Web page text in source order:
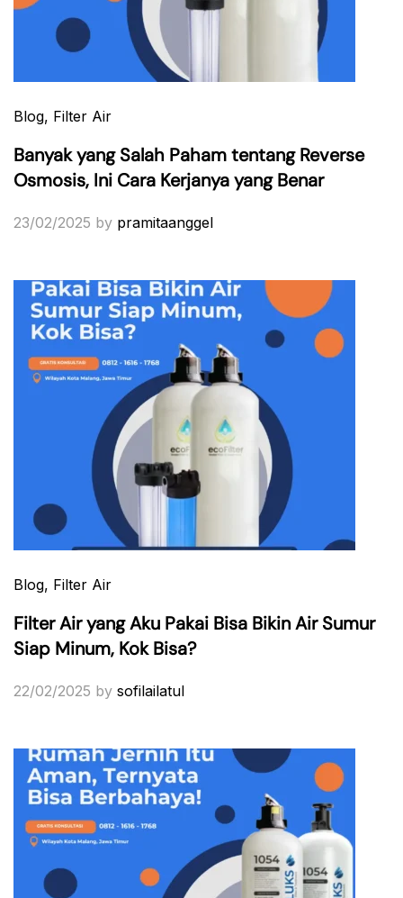
Blog, Filter Air
Banyak yang Salah Paham tentang Reverse
Osmosis, Ini Cara Kerjanya yang Benar
23/02/2025 by pramitaanggel
Blog, Filter Air
Filter Air yang Aku Pakai Bisa Bikin Air Sumur
Siap Minum, Kok Bisa?
22/02/2025 by sofilailatul